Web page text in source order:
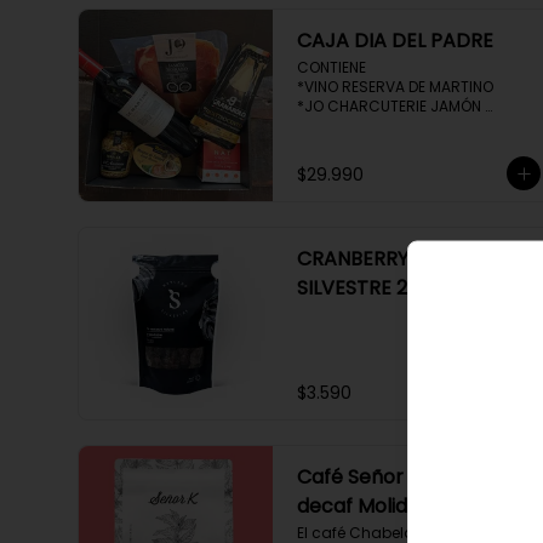
CAJA DIA DEL PADRE
CONTIENE
*VINO RESERVA DE MARTINO
*JO CHARCUTERIE JAMÓN
*HENAFF MOUSSE DE CANARD
*NAT CRACKERS PEQUEÑAS
$29.990
CRANBERRY MERCADO
SILVESTRE 250 GR
$3.590
Café Señor K Chabela
decaf Molido 250 gr
El café Chabela proveniente de